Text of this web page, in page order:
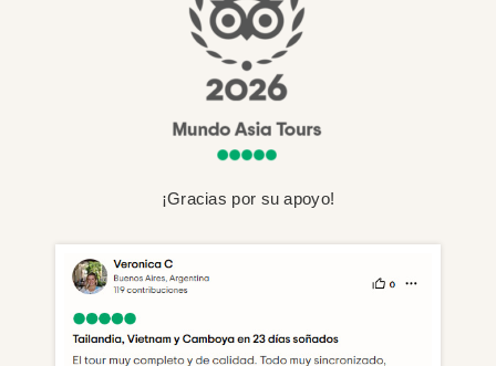
¡Gracias por su apoyo!